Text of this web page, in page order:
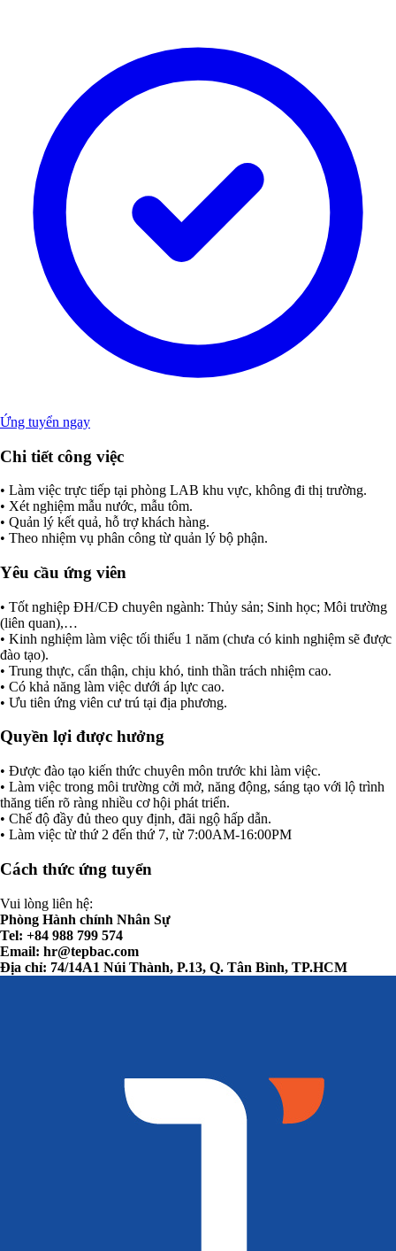
Ứng tuyển ngay
Chi tiết công việc
• Làm việc trực tiếp tại phòng LAB khu vực, không đi thị trường.
• Xét nghiệm mẫu nước, mẫu tôm.
• Quản lý kết quả, hỗ trợ khách hàng.
• Theo nhiệm vụ phân công từ quản lý bộ phận.
Yêu cầu ứng viên
• Tốt nghiệp ĐH/CĐ chuyên ngành: Thủy sản; Sinh học; Môi trường
(liên quan),…
• Kinh nghiệm làm việc tối thiểu 1 năm (chưa có kinh nghiệm sẽ được
đào tạo).
• Trung thực, cẩn thận, chịu khó, tinh thần trách nhiệm cao.
• Có khả năng làm việc dưới áp lực cao.
• Ưu tiên ứng viên cư trú tại địa phương.
Quyền lợi được hưởng
• Được đào tạo kiến thức chuyên môn trước khi làm việc.
• Làm việc trong môi trường cởi mở, năng động, sáng tạo với lộ trình
thăng tiến rõ ràng nhiều cơ hội phát triển.
• Chế độ đầy đủ theo quy định, đãi ngộ hấp dẫn.
• Làm việc từ thứ 2 đến thứ 7, từ 7:00AM-16:00PM
Cách thức ứng tuyển
Vui lòng liên hệ:
Phòng Hành chính Nhân Sự
Tel: +84 988 799 574
Email: hr@tepbac.com
Địa chỉ: 74/14A1 Núi Thành, P.13, Q. Tân Bình, TP.HCM